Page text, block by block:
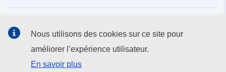
Institutions et organes de l’UE
Nous utilisons des cookies sur ce site pour
améliorer l’expérience utilisateur.
En savoir plus